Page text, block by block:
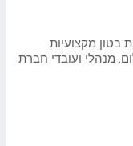
בטון מקצועיות
מנהלי ועובדי חברת